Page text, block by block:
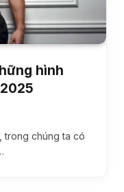
hình
trong chúng ta có